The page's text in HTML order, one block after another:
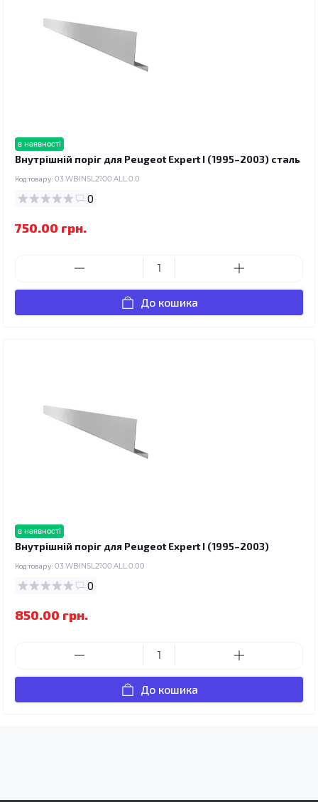
в наявності
Внутрішній поріг для Peugeot Expert I (1995–2003) сталь
Код товару: 03.WBINSL2100.ALL.0.0
0
750.00 грн.
До кошика
в наявності
Внутрішній поріг для Peugeot Expert I (1995–2003)
Код товару: 03.WBINSL2100.ALL.0.00
0
850.00 грн.
До кошика